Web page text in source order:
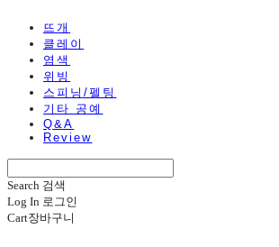
뜨개
클레이
염색
위빙
스피닝/펠팅
기타 공예
Q&A
Review
Search 검색
Log In 로그인
Cart장바구니